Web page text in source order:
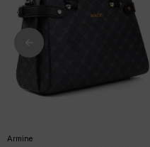
Armine